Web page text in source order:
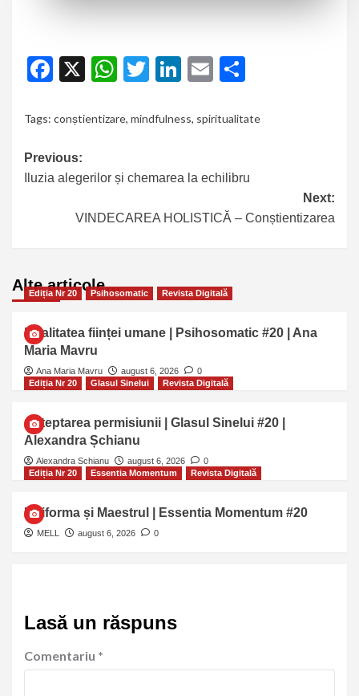
Facebook
X WhatsApp
Twitter
LinkedIn
Email
Tags: conștientizare, mindfulness, spiritualitate
Previous:
Iluzia alegerilor și chemarea la echilibru
Next:
VINDECAREA HOLISTICĂ – Conștientizarea
Alte articole…
Ediția Nr 20 Psihosomatic Revista Digitală
Dualitatea ființei umane | Psihosomatic #20 | Ana
Maria Mavru
Ana Maria Mavru august 6, 2026
0
Ediția Nr 20
Glasul Sinelui Revista Digitală
Așteptarea permisiunii | Glasul Sinelui #20 |
Alexandra Șchianu
Alexandra Schianu august 6, 2026
0
Ediția Nr 20
Essentia Momentum Revista Digitală
Uniforma și Maestrul | Essentia Momentum #20
MELL august 6, 2026 0
Lasă un răspuns
Comentariu *